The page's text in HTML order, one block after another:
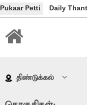
Pukaar Petti Daily
திண்டுக்கல்